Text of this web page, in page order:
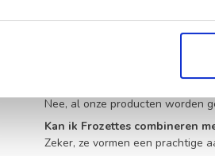
Om de optimale smaak en
Absoluut, door hun elegante
Nee, al onze producten worden
Kan ik Frozettes combineren
Zeker, ze vormen een prachtige